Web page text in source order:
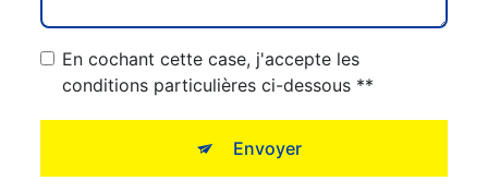
En cochant cette case, j'accepte les
conditions particulières ci-dessous **
Envoyer